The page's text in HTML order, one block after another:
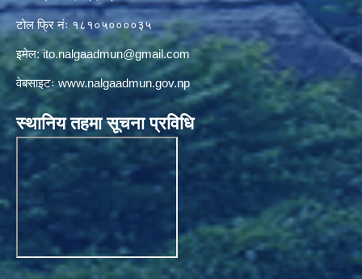
टोल फ्रि नंः १८१०५००००३५
इमेल:ito.nalgaadmun@gmail.com
वेबसाइटःwww.nalgaadmun.gov.np
स्थानिय तहमा सूचना प्रविधि